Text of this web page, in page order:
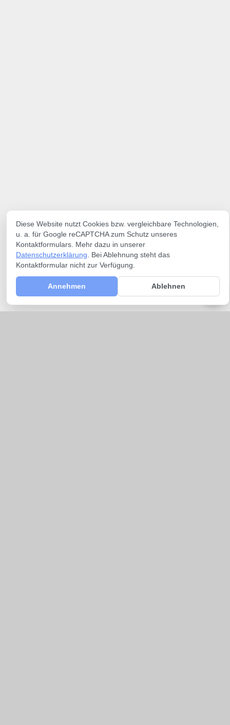
Diese Website nutzt Cookies bzw. vergleichbare Technologien,
u. a. für Google reCAPTCHA zum Schutz unseres
Kontaktformulars. Mehr dazu in unserer
Datenschutzerklärung . Bei Ablehnung steht das
Kontaktformular nicht zur Verfügung.
Annehmen Ablehnen